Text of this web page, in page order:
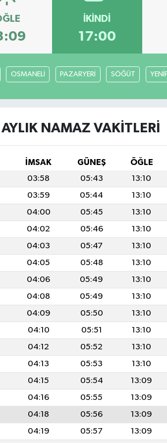
İKINDI
17:00
OSMANELİ PAZARYERİ SÖĞÜT
AYLIK NAMAZ VAKITLERI
İMSAK GÜNEŞ ÖĞLE
03:58 05:43 13:10
03:59 05:44 13:10
04:00 05:45 13:10
04:02 05:46 13:10
04:03 05:47 13:10
04:05 05:48 13:10
04:06 05:49 13:10
04:08 05:49 13:10
04:09 05:50 13:10
04:10 05:51 13:10
04:12 05:52 13:10
04:13 05:53 13:10
04:15 05:54 13:09
04:16 05:55 13:09
04:18 05:56 13:09
04:19 05:57 13:09